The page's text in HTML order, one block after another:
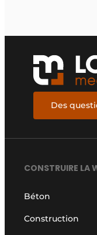
Des
CONSTRUIRE LA
Béton
Construction